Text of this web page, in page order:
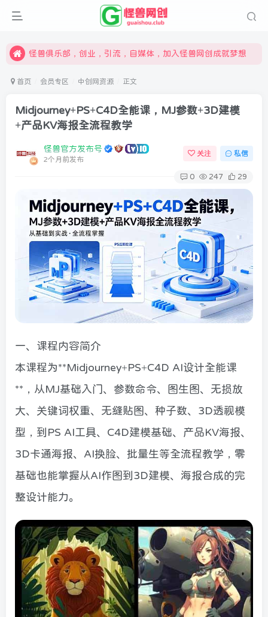
限时开通会员更享折扣，超高返佣
怪兽俱乐部，创业，引流，自媒体，加入怪兽网创成就梦想
首页 会员专区 中创网资源 正文
Midjourney+PS+C4D全能课，MJ参数+3D建模
+产品KV海报全流程教学
怪兽官方发布号
2个月前发布
关注 私信
0 247 29
一、课程内容简介
本课程为**Midjourney+PS+C4D AI设计全能课
**，从MJ基础入门、参数命令、图生图、无损放
大、关键词权重、无缝贴图、种子数、3D透视模
型，到PS AI工具、C4D建模基础、产品KV海报、
3D卡通海报、AI换脸、批量生等全流程教学，零
基础也能掌握从AI作图到3D建模、海报合成的完
整设计能力。